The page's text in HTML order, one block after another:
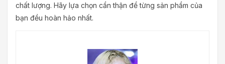
chất lượng. Hãy lựa chọn cẩn thận để từng sản phẩm của
bạn đều hoàn hảo nhất.